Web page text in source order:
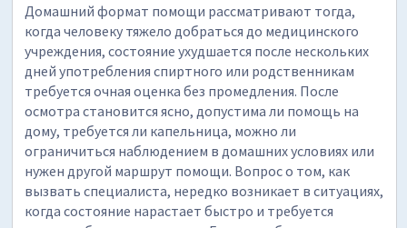
Домашний формат помощи рассматривают тогда,
когда человеку тяжело добраться до медицинского
учреждения, состояние ухудшается после нескольких
дней употребления спиртного или родственникам
требуется очная оценка без промедления. После
осмотра становится ясно, допустима ли помощь на
дому, требуется ли капельница, можно ли
ограничиться наблюдением в домашних условиях или
нужен другой маршрут помощи. Вопрос о том, как
вызвать специалиста, нередко возникает в ситуациях,
когда состояние нарастает быстро и требуется